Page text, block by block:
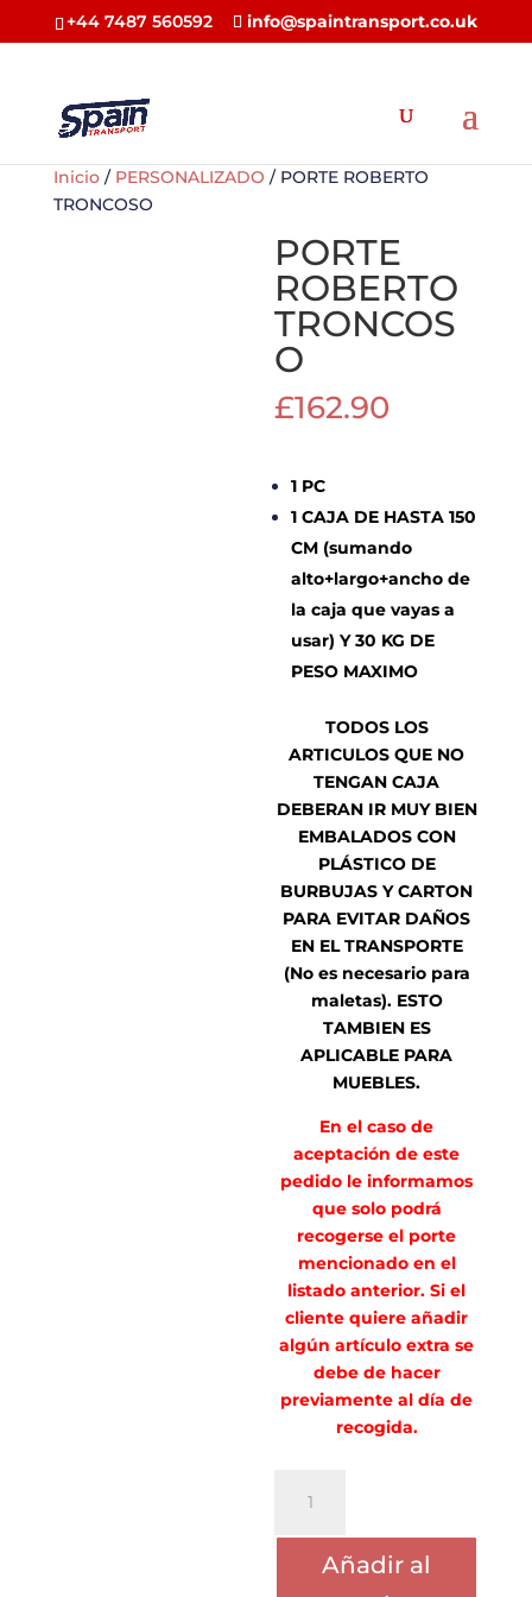
+44 7487 560592 info@spaintransport.co.uk
Inicio/ PERSONALIZADO / PORTE ROBERTO
TRONCOSO
PORTE
ROBERTO
TRONCOS
O
£162.90
1 PC
1 CAJA DE HASTA 150
CM (sumando
alto+largo+ancho de
la caja que vayas a
usar) Y 30 KG DE
PESO MAXIMO
TODOS LOS
ARTICULOS QUE NO
TENGAN CAJA
DEBERAN IR MUY BIEN
EMBALADOS CON
PLÁSTICO DE
BURBUJAS Y CARTON
PARA EVITAR DAÑOS
EN EL TRANSPORTE
(No es necesario para
maletas). ESTO
TAMBIEN ES
APLICABLE PARA
MUEBLES.
En el caso de
aceptación de este
pedido le informamos
que solo podrá
recogerse el porte
mencionado en el
listado anterior. Si el
cliente quiere añadir
algún artículo extra se
debe de hacer
previamente al día de
recogida.
ROBERTO
TRONCOSO
cantidadAñadir al